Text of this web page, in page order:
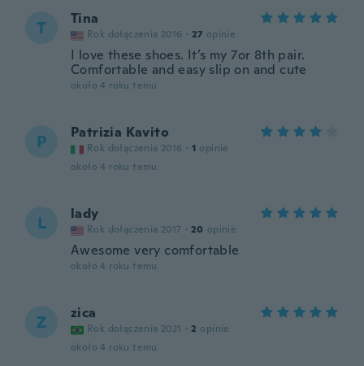
T Tina
Rok dołączenia 2016 · 27 opinie
I love these shoes. It’s my 7or 8th pair.
Comfortable and easy slip on and cute
około 4 roku temu
P Patrizia Kavito
Rok dołączenia 2016 · 1 opinie
około 4 roku temu
L lady
Rok dołączenia 2017 · 20 opinie
Awesome very comfortable
około 4 roku temu
Z zica
Rok dołączenia 2021 · 2 opinie
około 4 roku temu